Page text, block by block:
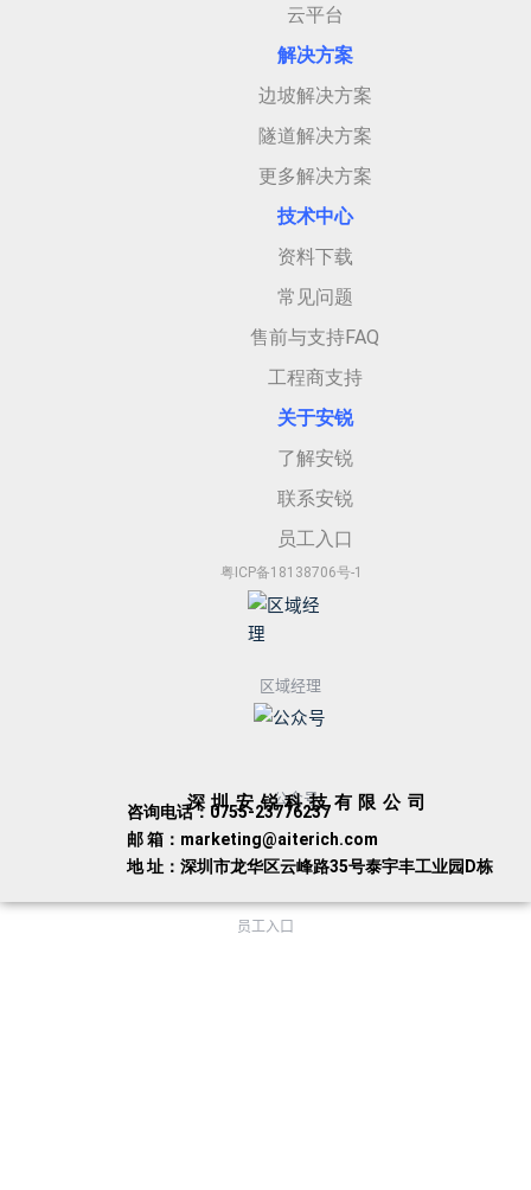
云平台
解决方案
边坡解决方案
隧道解决方案
更多解决方案
技术中心
资料下载
常见问题
售前与支持FAQ
工程商支持
关于安锐
了解安锐
联系安锐
员工入口
粤ICP备18138706号-1
区域经理
公众号
深圳安锐科技有限公司
咨询电话：0755-23776237
邮 箱：marketing@aiterich.com
地 址：深圳市龙华区云峰路35号泰宇丰工业园D栋
员工入口